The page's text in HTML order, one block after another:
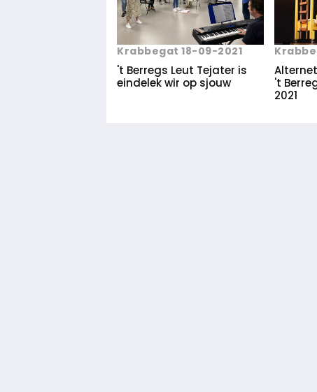
Krabbegat 18-09-2021
't Berregs Leut Tejater is
eindelek wir op sjouw
't
2021